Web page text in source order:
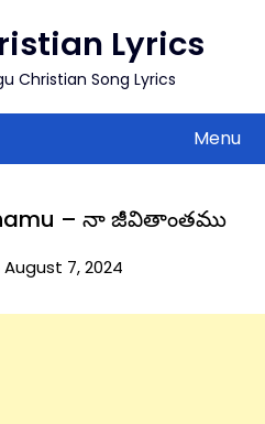
Lyrics
Christian Song Lyrics
Menu
– నా జీవితాంతము
7, 2024